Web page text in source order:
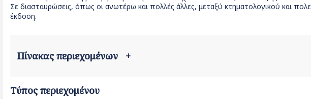
Σε διασταυρώσεις, όπως οι ανωτέρω και πολλές άλλες, μεταξύ κτηματολογικού και
έκδοση.
Πίνακας περιεχομένων +
Τύπος περιεχομένου